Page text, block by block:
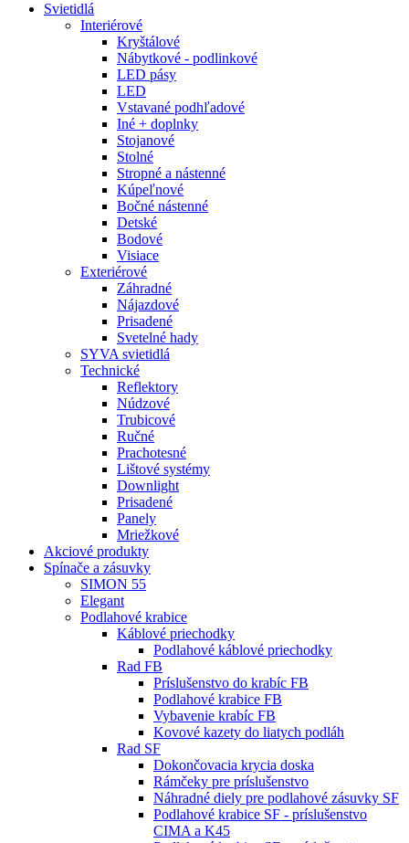
Svietidlá
Interiérové
Kryštálové
Nábytkové - podlinkové
LED pásy
LED
Vstavané podhľadové
Iné + doplnky
Stojanové
Stolné
Stropné a nástenné
Kúpeľnové
Bočné nástenné
Detské
Bodové
Visiace
Exteriérové
Záhradné
Nájazdové
Prisadené
Svetelné hady
SYVA svietidlá
Technické
Reflektory
Núdzové
Trubicové
Ručné
Prachotesné
Lištové systémy
Downlight
Prisadené
Panely
Mriežkové
Akciové produkty
Spínače a zásuvky
SIMON 55
Elegant
Podlahové krabice
Káblové priechodky
Podlahové káblové priechodky
Rad FB
Príslušenstvo do krabíc FB
Podlahové krabice FB
Vybavenie krabíc FB
Kovové kazety do liatych podláh
Rad SF
Dokončovacia krycia doska
Rámčeky pre príslušenstvo
Náhradné diely pre podlahové zásuvky SF
Podlahové krabice SF - príslušenstvo
CIMA a K45